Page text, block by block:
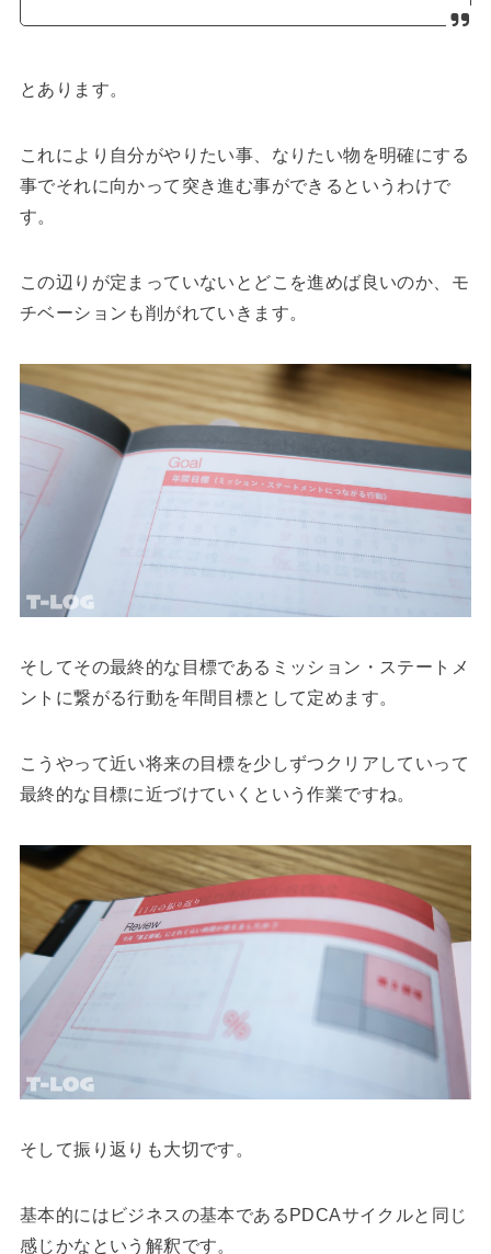
とあります。
これにより自分がやりたい事、なりたい物を明確にする
事でそれに向かって突き進む事ができるというわけで
す。
この辺りが定まっていないとどこを進めば良いのか、モ
チベーションも削がれていきます。
そしてその最終的な目標であるミッション・ステートメ
ントに繋がる行動を年間目標として定めます。
こうやって近い将来の目標を少しずつクリアしていって
最終的な目標に近づけていくという作業ですね。
そして振り返りも大切です。
基本的にはビジネスの基本であるPDCAサイクルと同じ
感じかなという解釈です。